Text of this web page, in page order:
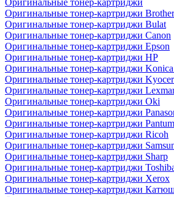
Оригинальные тонер-картриджи
Оригинальные тонер-картриджи Brother
Оригинальные тонер-картриджи Bulat
Оригинальные тонер-картриджи Canon
Оригинальные тонер-картриджи Epson
Оригинальные тонер-картриджи HP
Оригинальные тонер-картриджи
Оригинальные тонер-картриджи
Оригинальные тонер-картриджи
Оригинальные тонер-картриджи Oki
Оригинальные тонер-картриджи
Оригинальные тонер-картриджи Pantum
Оригинальные тонер-картриджи Ricoh
Оригинальные тонер-картриджи
Оригинальные тонер-картриджи Sharp
Оригинальные тонер-картриджи
Оригинальные тонер-картриджи Xerox
Оригинальные тонер-картриджи